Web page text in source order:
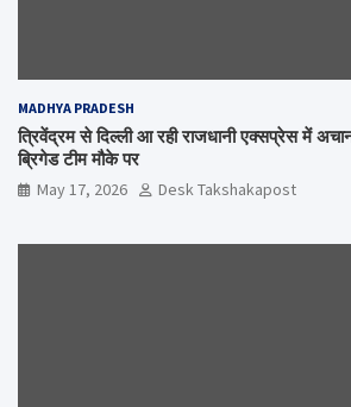
MADHYA PRADESH
त्रिवेंद्रम से दिल्ली आ रही राजधानी एक्सप्रेस में
ब्रिगेड टीम मौके पर
May 17, 2026 Desk Takshakapost